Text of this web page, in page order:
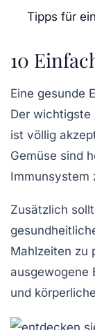
Tipps für
10
Eine gesunde
Der wichtigste
ist völlig
Gemüse sind
Immunsystem
Zusätzlich
Mahlzeiten zu
ausgewogene
und